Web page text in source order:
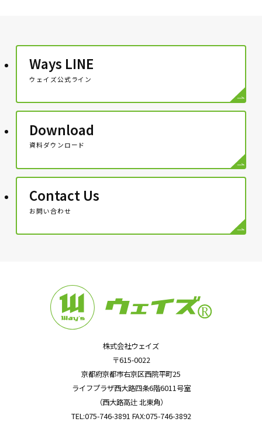
Ways LINE
ウェイズ公式ライン
Download
資料ダウンロード
Contact Us
お問い合わせ
株式会社ウェイズ
〒615-0022
京都府京都市右京区西院平町25
ライフプラザ西大路四条6階6011号室
（西大路高辻 北東角）
TEL:075-746-3891 FAX:075-746-3892